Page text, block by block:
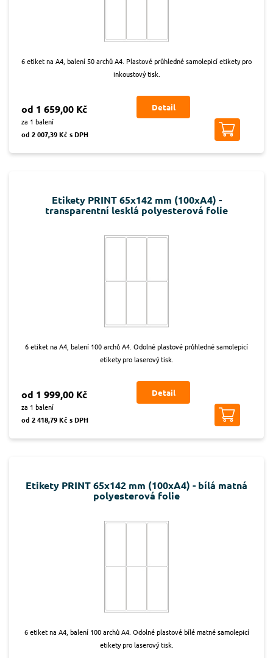
6 etiket na A4, balení 50 archů A4. Plastové průhledné samolepicí etikety pro
inkoustový tisk.
od 1 659,00 Kč
za 1 balení
od 2 007,39 Kč s DPH
Detail
Etikety PRINT 65x142 mm (100xA4) -
transparentní lesklá polyesterová folie
6 etiket na A4, balení 100 archů A4. Odolné plastové průhledné samolepicí
etikety pro laserový tisk.
od 1 999,00 Kč
za 1 balení
od 2 418,79 Kč s DPH
Detail
Etikety PRINT 65x142 mm (100xA4) - bílá matná
polyesterová folie
6 etiket na A4, balení 100 archů A4. Odolné plastové bílé matné samolepicí
etikety pro laserový tisk.